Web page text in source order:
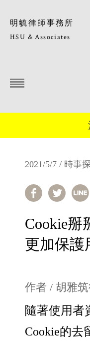
明毓律師事務所
HSU & Associates
2021/5/7 / 時事
Cookie掰
更加保護
作者 / 胡雅
隨著使用者
Cookie的去